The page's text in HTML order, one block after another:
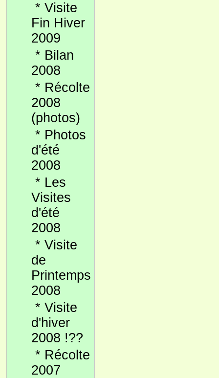
* Visite
Fin Hiver
2009
* Bilan
2008
* Récolte
2008
(photos)
* Photos
d'été
2008
* Les
Visites
d'été
2008
* Visite
de
Printemps
2008
* Visite
d'hiver
2008 !??
* Récolte
2007